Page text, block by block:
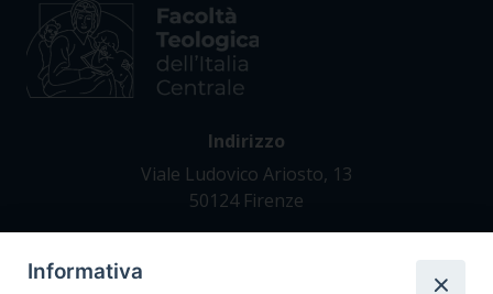
Indirizzo
Viale Ludovico Ariosto, 13
50124 Firenze
Informativa